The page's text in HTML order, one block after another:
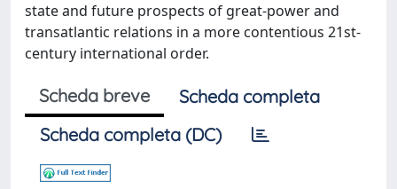
state and future prospects of great-power and
transatlantic relations in a more contentious 21st-
century international order.
Scheda breve
Scheda completa
Scheda completa (DC)